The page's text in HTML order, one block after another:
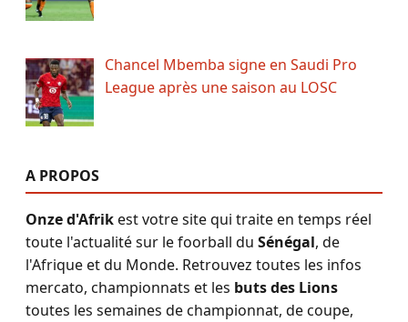
Chancel Mbemba signe en Saudi Pro
League après une saison au LOSC
A PROPOS
Onze d'Afrikest votre site qui traite en temps réel
toute l'actualité sur le foorball du Sénégal, de
l'Afrique et du Monde. Retrouvez toutes les infos
mercato, championnats et les buts des Lions
toutes les semaines de championnat, de coupe,